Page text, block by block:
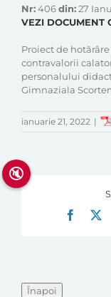
Nr:406din:27
VEZI DOCUMENT
Proiect de
contravalorii
personalului
Gimnaziala
ianuarie 21, 2022 |
🔇